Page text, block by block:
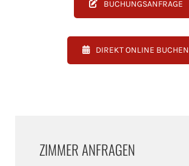
BUCHUNGSANFRAGE
DIREKT ONLINE BUCHEN
ZIMMER ANFRAGEN